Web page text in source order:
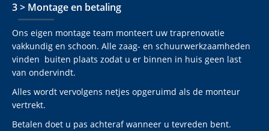
3 > Montage en betaling
Ons eigen montage team monteert uw traprenovatie
vakkundig en schoon. Alle zaag- en schuurwerkzaamheden
vinden buiten plaats zodat u er binnen in huis geen last
van ondervindt.
Alles wordt vervolgens netjes opgeruimd als de monteur
vertrekt.
Betalen doet u pas achteraf wanneer u tevreden bent.